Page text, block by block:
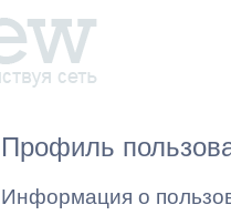
Профиль
Информация о